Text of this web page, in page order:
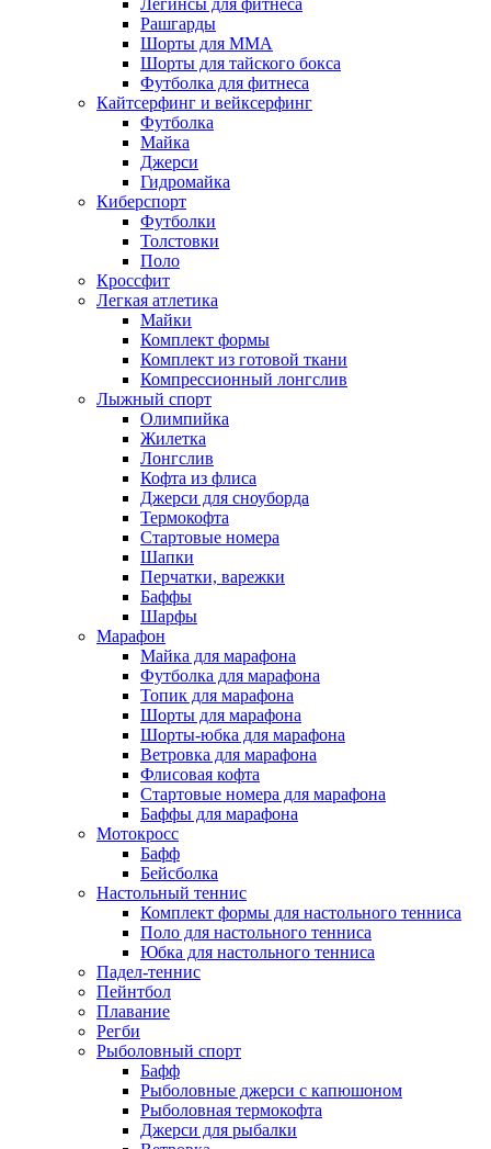
Рашгарды
Шорты для MMA
Шорты для тайского бокса
Футболка для фитнеса
Кайтсерфинг и вейксерфинг
Футболка
Майка
Джерси
Гидромайка
Киберспорт
Футболки
Толстовки
Поло
Кроссфит
Легкая атлетика
Майки
Комплект формы
Комплект из готовой ткани
Компрессионный лонгслив
Лыжный спорт
Олимпийка
Жилетка
Лонгслив
Кофта из флиса
Джерси для сноуборда
Термокофта
Стартовые номера
Шапки
Перчатки, варежки
Баффы
Шарфы
Марафон
Майка для марафона
Футболка для марафона
Топик для марафона
Шорты для марафона
Шорты-юбка для марафона
Ветровка для марафона
Флисовая кофта
Стартовые номера для марафона
Баффы для марафона
Мотокросс
Бафф
Бейсболка
Настольный теннис
Комплект формы для настольного тенниса
Поло для настольного тенниса
Юбка для настольного тенниса
Падел-теннис
Пейнтбол
Плавание
Регби
Рыболовный спорт
Бафф
Рыболовные джерси с капюшоном
Рыболовная термокофта
Джерси для рыбалки